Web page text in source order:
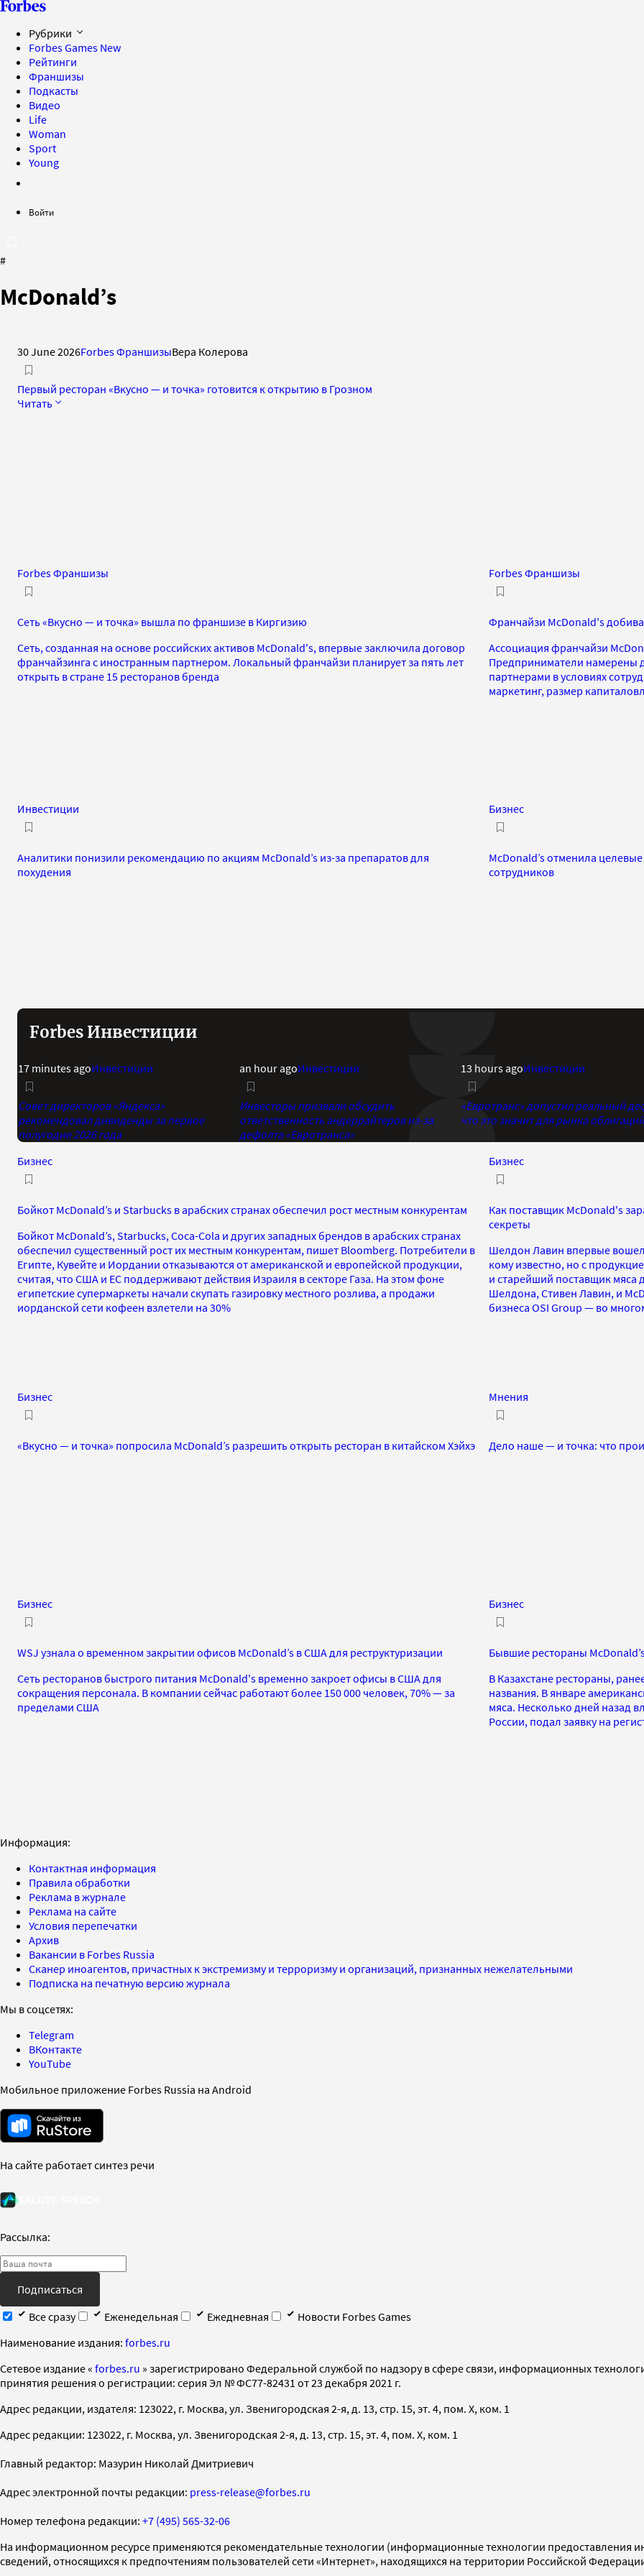
Рубрики
Forbes Games New
Рейтинги
Франшизы
Подкасты
Видео
Life
Woman
Sport
Young
Войти
#
McDonald’s
30 June 2026Forbes ФраншизыВера Колерова
Первый ресторан «Вкусно — и точка» готовится к открытию в Грозном
Читать
Forbes Франшизы
Сеть «Вкусно — и точка» вышла по франшизе в Киргизию
Сеть, созданная на основе российских активов McDonald's, впервые заключила договор
франчайзинга с иностранным партнером. Локальный франчайзи планирует за пять лет
открыть в стране 15 ресторанов бренда
Forbes Франшизы
Франчайзи McDonald's
Ассоциация франчайзи
Предприниматели намерены
партнерами в условиях
маркетинг, размер
Инвестиции
Аналитики понизили рекомендацию по акциям McDonald’s из-за препаратов для
похудения
Бизнес
McDonald’s отменила
сотрудников
Forbes Инвестиции
17 minutes agoИнвестиции
Совет директоров «Яндекса»
рекомендовал дивиденды за первое
полугодие 2026 года
an hour agoИнвестиции
Инвесторы призвали обсудить
ответственность андеррайтеров из-за
дефолта «Евротранса»
13 hours agoИнвестиции
«Евротранс» допустил реальный
что это значит для рынка облигаций
Бизнес
Бойкот McDonald’s и Starbucks в арабских странах обеспечил рост местным конкурентам
Бойкот McDonald’s, Starbucks, Coca-Cola и других западных брендов в арабских странах
обеспечил существенный рост их местным конкурентам, пишет Bloomberg. Потребители в
Египте, Кувейте и Иордании отказываются от американской и европейской продукции,
считая, что США и ЕС поддерживают действия Израиля в секторе Газа. На этом фоне
египетские супермаркеты начали скупать газировку местного розлива, а продажи
иорданской сети кофеен взлетели на 30%
Бизнес
Как поставщик McDonald's
секреты
Шелдон Лавин впервые вошел
кому известно, но с
и старейший поставщик мяса
Шелдона, Стивен Лавин, и
бизнеса OSI Group — во
Бизнес
«Вкусно — и точка» попросила McDonald’s разрешить открыть ресторан в китайском Хэйхэ
Мнения
Дело наше — и точка: что
Бизнес
WSJ узнала о временном закрытии офисов McDonald’s в США для реструктуризации
Сеть ресторанов быстрого питания McDonald's временно закроет офисы в США для
сокращения персонала. В компании сейчас работают более 150 000 человек, 70% — за
пределами США
Бизнес
Бывшие рестораны
В Казахстане рестораны,
названия. В январе
мяса. Несколько дней назад
России, подал заявку на
Информация:
Контактная информация
Правила обработки
Реклама в журнале
Реклама на сайте
Условия перепечатки
Архив
Вакансии в Forbes Russia
Сканер иноагентов, причастных к экстремизму и терроризму и организаций, признанных нежелательными
Подписка на печатную версию журнала
Мы в соцсетях:
Telegram
ВКонтакте
YouTube
Мобильное приложение Forbes Russia на Android
На сайте работает синтез речи
Рассылка:
Подписаться
Все сразу
Еженедельная Ежедневная
Новости Forbes Games
Наименование издания: forbes.ru
Cетевое издание « forbes.ru » зарегистрировано Федеральной службой по надзору в сфере связи, информационных
принятия решения о регистрации: серия Эл № ФС77-82431 от 23 декабря 2021 г.
Адрес редакции, издателя: 123022, г. Москва, ул. Звенигородская 2-я, д. 13, стр. 15, эт. 4, пом. X, ком. 1
Адрес редакции: 123022, г. Москва, ул. Звенигородская 2-я, д. 13, стр. 15, эт. 4, пом. X, ком. 1
Главный редактор: Мазурин Николай Дмитриевич
Адрес электронной почты редакции: press-release@forbes.ru
Номер телефона редакции: +7 (495) 565-32-06
На информационном ресурсе применяются рекомендательные технологии (информационные технологии предоставления
сведений, относящихся к предпочтениям пользователей сети «Интернет», находящихся на территории Российской